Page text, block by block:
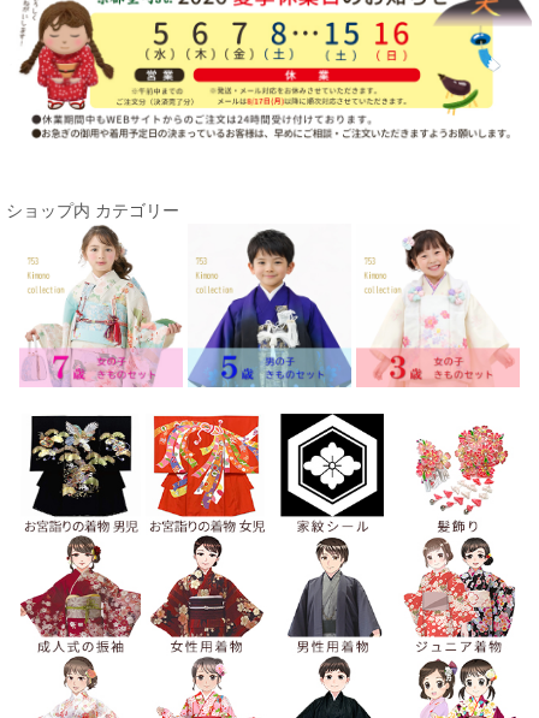
ショップ内 カテゴリー